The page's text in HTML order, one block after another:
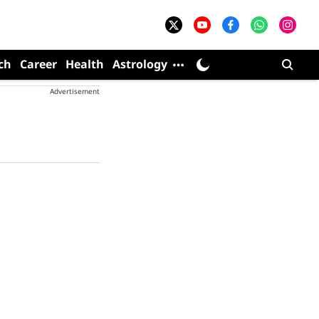
Career Health Astrology
Advertisement